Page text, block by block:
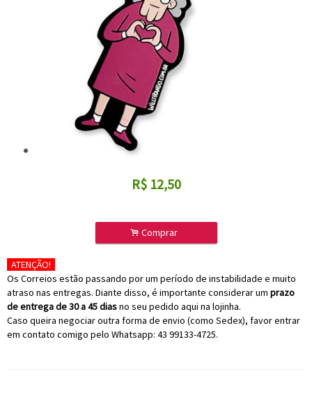
R$ 12,50
. Comprar
ATENÇÃO!
Os Correios estão passando por um período de instabilidade e muito
atraso nas entregas. Diante disso, é importante considerar um prazo
de entrega de 30 a 45 diasno seu pedido aqui na lojinha.
Caso queira negociar outra forma de envio (como Sedex), favor entrar
em contato comigo pelo Whatsapp: 43 99133-4725.